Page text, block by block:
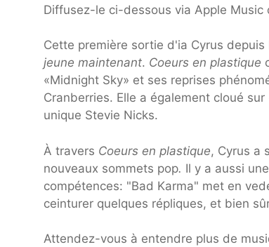
Diffusez-le ci-dessous via Apple Music
Cette première sortie d'ia Cyrus depuis
jeune maintenant. Coeurs en plastique
«Midnight Sky» et ses reprises
Cranberries. Elle a également cloué
unique Stevie Nicks.
À travers Coeurs en plastique, Cyrus a
nouveaux sommets pop. Il y a aussi
compétences: "Bad Karma" met en
ceinturer quelques répliques, et bien
Attendez-vous à entendre plus de